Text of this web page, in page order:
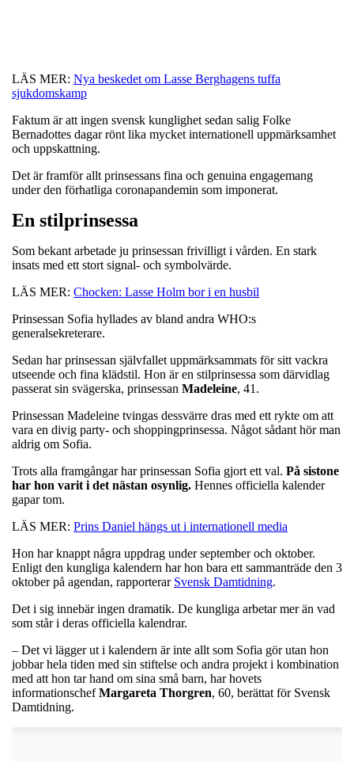
LÄS MER: Nya beskedet om Lasse Berghagens tuffa
sjukdomskamp
Faktum är att ingen svensk kunglighet sedan salig Folke
Bernadottes dagar rönt lika mycket internationell uppmärksamhet
och uppskattning.
Det är framför allt prinsessans fina och genuina engagemang
under den förhatliga coronapandemin som imponerat.
En stilprinsessa
Som bekant arbetade ju prinsessan frivilligt i vården. En stark
insats med ett stort signal- och symbolvärde.
LÄS MER: Chocken: Lasse Holm bor i en husbil
Prinsessan Sofia hyllades av bland andra WHO:s
generalsekreterare.
Sedan har prinsessan självfallet uppmärksammats för sitt vackra
utseende och fina klädstil. Hon är en stilprinsessa som därvidlag
passerat sin svägerska, prinsessan Madeleine, 41.
Prinsessan Madeleine tvingas dessvärre dras med ett rykte om att
vara en divig party- och shoppingprinsessa. Något sådant hör man
aldrig om Sofia.
Trots alla framgångar har prinsessan Sofia gjort ett val. På sistone
har hon varit i det nästan osynlig. Hennes officiella kalender
gapar tom.
LÄS MER: Prins Daniel hängs ut i internationell media
Hon har knappt några uppdrag under september och oktober.
Enligt den kungliga kalendern har hon bara ett sammanträde den 3
oktober på agendan, rapporterar Svensk Damtidning.
Det i sig innebär ingen dramatik. De kungliga arbetar mer än vad
som står i deras officiella kalendrar.
– Det vi lägger ut i kalendern är inte allt som Sofia gör utan hon
jobbar hela tiden med sin stiftelse och andra projekt i kombination
med att hon tar hand om sina små barn, har hovets
informationschefMargareta Thorgren, 60, berättat för Svensk
Damtidning.